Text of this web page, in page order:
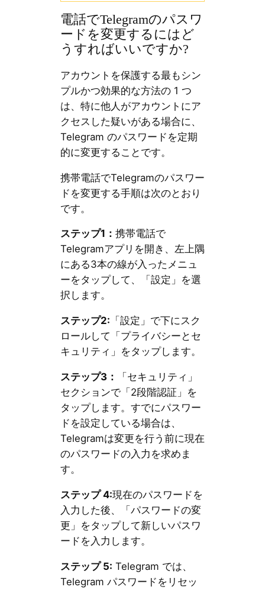
電話でTelegramのパスワ
ードを変更するにはど
うすればいいですか?
アカウントを保護する最もシン
プルかつ効果的な方法の 1 つ
は、特に他人がアカウントにア
クセスした疑いがある場合に、
Telegram のパスワードを定期
的に変更することです。
携帯電話でTelegramのパスワー
ドを変更する手順は次のとおり
です。
ステップ1： 携帯電話で
Telegramアプリを開き、左上隅
にある3本の線が入ったメニュ
ーをタップして、「設定」を選
択します。
ステップ2: 「設定」で下にスク
ロールして「プライバシーとセ
キュリティ」をタップします。
ステップ3：
「セキュリティ」
セクションで「2段階認証」を
タップします。すでにパスワー
ドを設定している場合は、
Telegramは変更を行う前に現在
のパスワードの入力を求めま
す。
ステップ 4:現在のパスワードを
入力した後、「パスワードの変
更」をタップして新しいパスワ
ードを入力します。
ステップ 5: Telegram では、
Telegram パスワードをリセッ